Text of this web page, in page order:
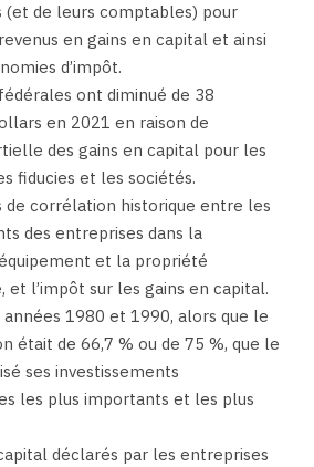
(et de leurs comptables) pour
en gains en capital et ainsi
d’impôt.
ont diminué de 38
en 2021 en raison de
des gains en capital pour les
fiducies et les sociétés.
de corrélation historique entre les
des entreprises dans la
et la propriété
l’impôt sur les gains en capital.
années 1980 et 1990, alors que le
était de 66,7 % ou de 75 %, que le
ses investissements
les plus importants et les plus
déclarés par les entreprises